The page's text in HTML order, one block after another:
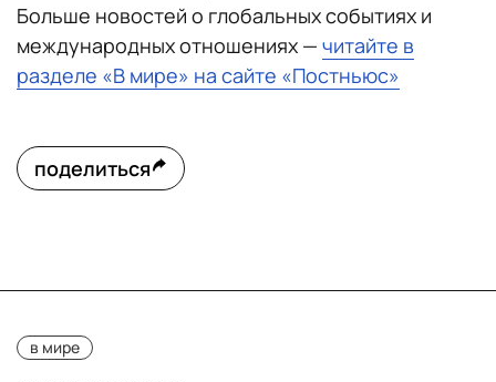
Больше новостей о глобальных событиях и
международных отношениях — читайте в
разделе «В мире» на сайте «Постньюс»
поделиться
в мире